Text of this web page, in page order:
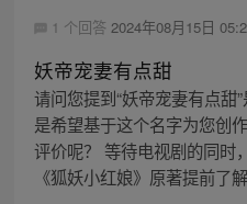
1 个回答 2024年08月15日
妖帝宠妻有点甜
请问您提到“妖帝宠妻有点甜
是希望基于这个名字为您创
评价呢？ 等待电视剧的同时
《狐妖小红娘》原著提前了